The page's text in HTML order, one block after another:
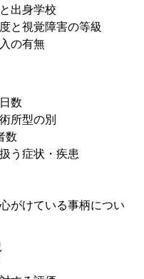
出身学校
と視覚障害の等級
の有無
数
所型の別
数
う症状・疾患
がけている事柄につい